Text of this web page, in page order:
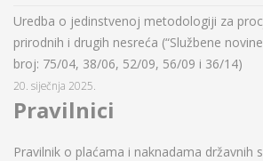
Uredba o jedinstvenoj metodologiji za
prirodnih i drugih nesreća (“Službene
broj: 75/04, 38/06, 52/09, 56/09 i 36/14)
20. siječnja 2025.
Pravilnici
Pravilnik o plaćama i naknadama državnih